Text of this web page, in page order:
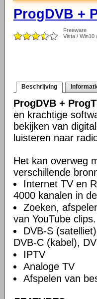
ProgDVB +
Freeware
Vista / Win10
Beschrijving
ProgDVB +
en krachtige
bekijken van
luisteren naar
Het kan overweg
verschillende
Internet TV en
4000 kanalen in
Zoeken,
van YouTube clips.
DVB-S
DVB-C (kabel),
IPTV
Analoge TV
Afspelen van